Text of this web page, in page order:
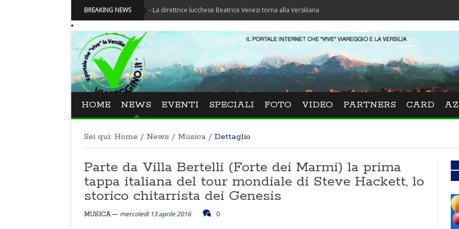
BREAKING NEWS
Festival La Versiliana - La direttrice lucchese Beatrice Venezi torna alla Versiliana
HOME NEWS EVENTI SPECIALI FOTO VIDEO PARTNERS CARD
Sei qui: Home / News / Musica / Dettaglio
Parte da Villa Bertelli (Forte dei Marmi) la prima
tappa italiana del tour mondiale di Steve Hackett, lo
storico chitarrista dei Genesis
MUSICA mercoledì 13 aprile 2016 0